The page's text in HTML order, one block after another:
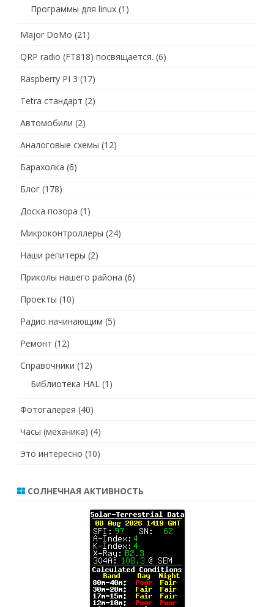
Программы для linux (1)
Major DoMo (21)
QRP radio (FT818) посвящается. (6)
Raspberry PI 3 (17)
Tetra стандарт (2)
Автомобили (2)
Аналоговые схемы (12)
Барахолка (6)
Блог (178)
Доска позора (1)
Микроконтроллеры (24)
Наши репитеры (2)
Приколы нашего района (6)
Проекты (10)
Радио начинающим (5)
Ремонт (12)
Справочники (12)
Библиотека HAL (1)
Фотогалерея (40)
Часы (механика) (4)
Это интересно (10)
СОЛНЕЧНАЯ АКТИВНОСТЬ